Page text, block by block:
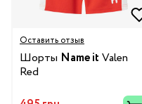
Оставить отзыв
Шорты Name it Valen
Red